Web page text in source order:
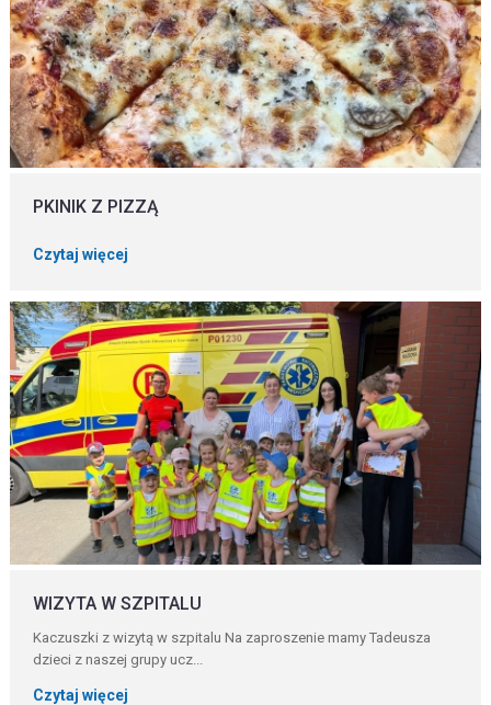
PKINIK Z PIZZĄ
Czytaj więcej
WIZYTA W SZPITALU
Kaczuszki z wizytą w szpitalu Na zaproszenie mamy Tadeusza
dzieci z naszej grupy ucz...
Czytaj więcej